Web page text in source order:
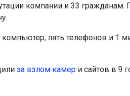
компании и 33
пять телефонов и 1
за взлом камери сайтов в 9